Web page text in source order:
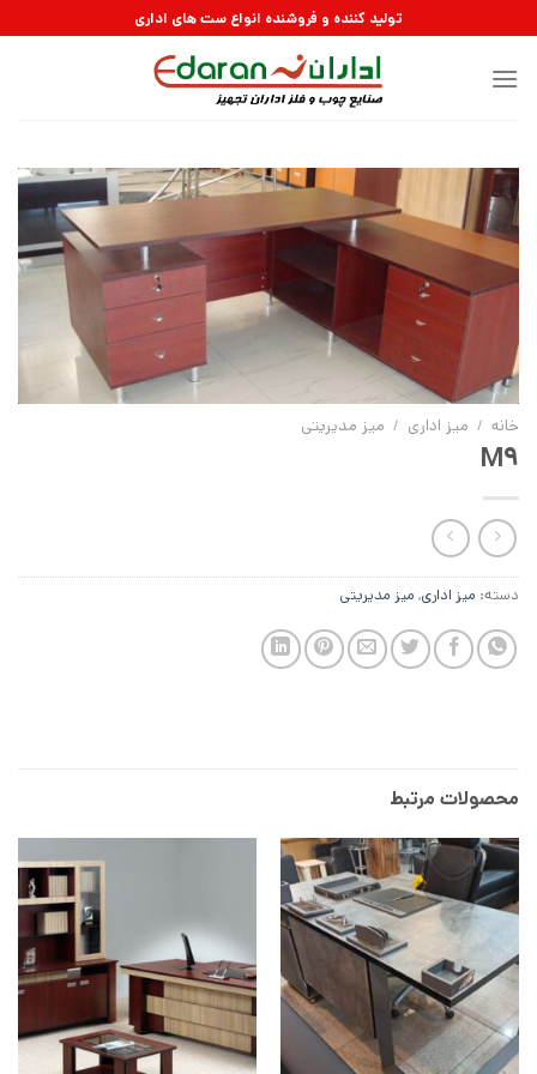
به
محتوا
تولید کننده و فروشنده انواع ست های اداری
خانه / ميز ادارى / میز مديريتى
M9
دسته: ميز ادارى, میز مديريتى
محصولات مرتبط